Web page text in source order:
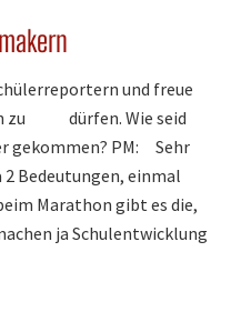
und freue
zu dürfen. Wie seid
gekommen? PM: Sehr
2 Bedeutungen, einmal
Marathon gibt es die,
ja Schulentwicklung